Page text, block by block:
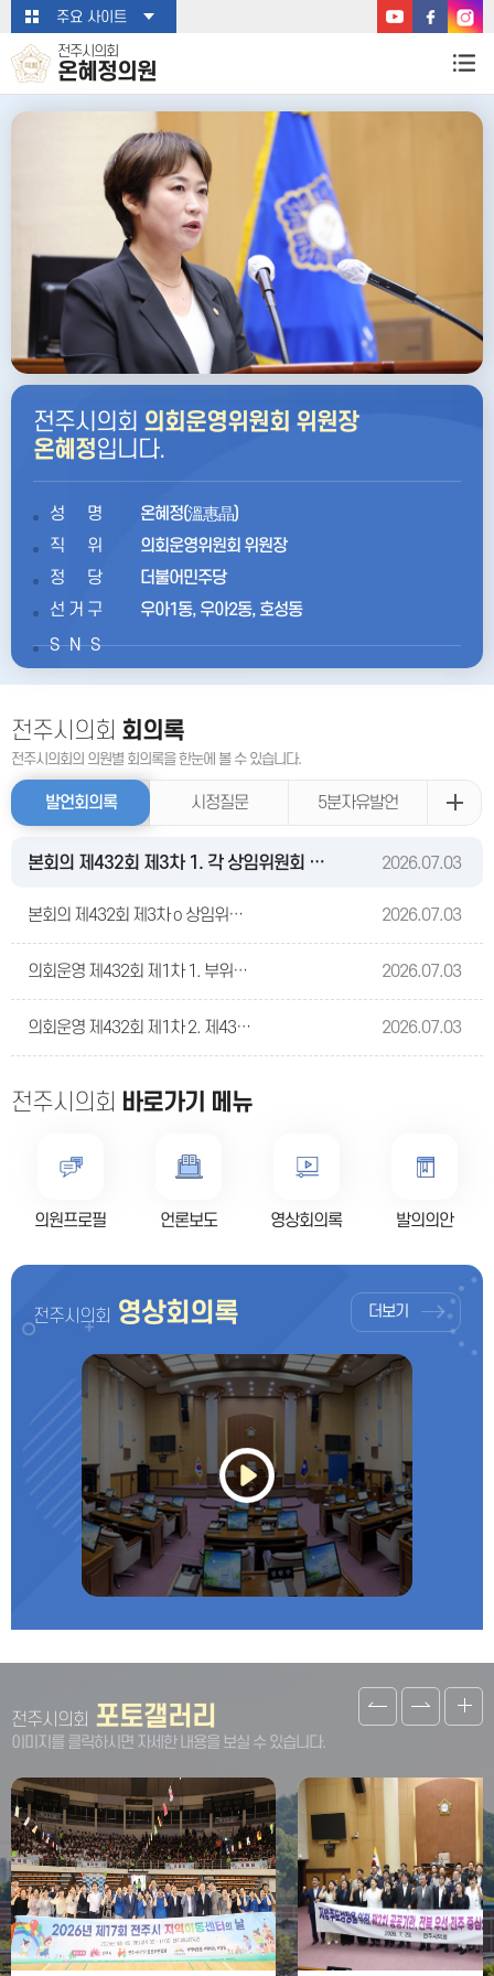
본문바로가기주요 사이트
전주시의회
온혜정의원
전주시의회 의회운영위원회 위원장
온혜정입니다.
성명
온혜정(溫惠晶)
직위
의회운영위원회 위원장
정당
더불어민주당
선거구
우아1동, 우아2동, 호성동
SNS
전주시의회 회의록
전주시의회의 의원별 회의록을 한눈에 볼 수 있습니다.
발언회의록
본회의 제432회 제3차 1. 각 상임위원회 위원장 선거의 건 2026.07.03
본회의 제432회 제3차 o 상임위원장(의회운영 온혜정·행정 최명권·복지환경 김정명·문화경제 이성국·도시건설 최서연) 인사 2026.07.03
의회운영 제432회 제1차 1. 부위원장 선임의 건 2026.07.03
의회운영 제432회 제1차 2. 제433회 전주시의회(임시회) 회기 및 의사일정안 2026.07.03
시정질문 5분자유발언
전주시의회 바로가기 메뉴
의원프로필 언론보도 영상회의록 발의의안
전주시의회 영상회의록 더보기
전주시의회 포토갤러리
이미지를 클릭하시면 자세한 내용을 보실 수 있습니다.